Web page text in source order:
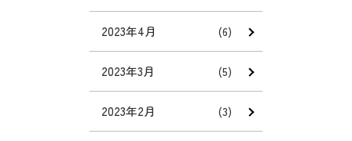
2023年4月 (6)
2023年3月 (5)
2023年2月 (3)